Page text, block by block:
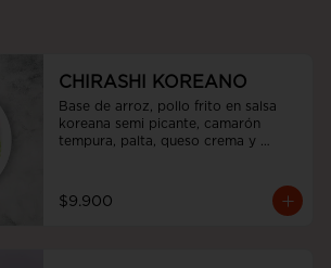
CHIRASHI KOREANO
Base de arroz, pollo frito en salsa
koreana semi picante, camarón
tempura, palta, queso crema y
$9.900